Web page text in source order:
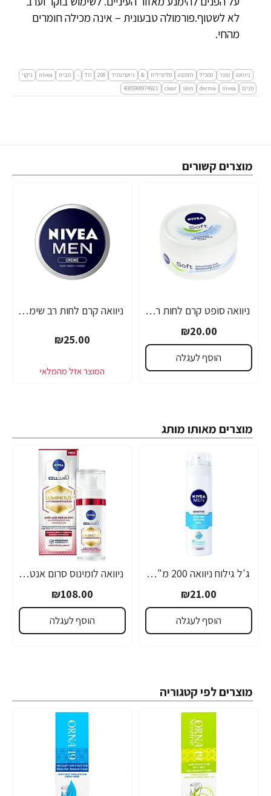
לא לשטוף.פורמולה טבעונית – אינה מכילה חומרים
מהחי.
ניוואה טונר המכיל חומצה סליצילית & ניאצינמיד 200 מל - מבית nivea
ניקוי
פנים
nivea
derma
skin
clear
4005900974921
מוצרים קשורים
ניוואה סופט קרם לחות רב שימושי 200 מ"ל - מבית NIVEA
₪20.00
הוסף לעגלה
ניוואה קרם לחות רב שימושי לגבר 75 מ"ל - מבית NIVEA
₪25.00
מוצרים מאותו מותג
ג'ל גילוח ניוואה 200 מ"ל- מבית NIVEA
₪21.00
הוסף לעגלה
ניוואה לומינוס סרום אנטי אייג'ינג לטיפול בכתמים כהים 30 מ"ל - מבית NIVEA
₪108.00
הוסף לעגלה
מוצרים לפי קטגוריה